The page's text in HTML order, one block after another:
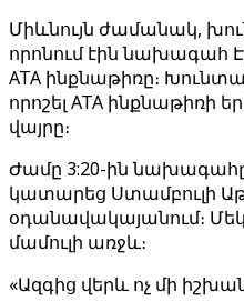
Միևնույն ժամանակ,
որոնում էին նախագահ
ATA ինքնաթիռը։
որոշել ATA ինքնաթիռի
վայրը։
Ժամը 3:20-ին
կատարեց Ստամբուլի
օդանավակայանում։
մամուլի առջև։
«Ազգից վերև ոչ մի